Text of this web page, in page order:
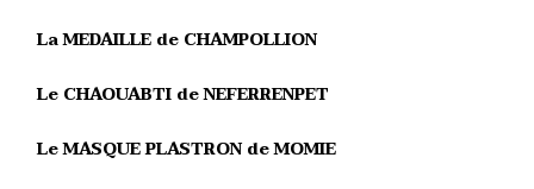
La MEDAILLE de CHAMPOLLION
Le CHAOUABTI de NEFERRENPET
Le MASQUE PLASTRON de MOMIE